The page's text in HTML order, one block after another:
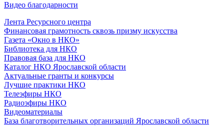
Видео благодарности
Лента Ресурсного центра
Финансовая грамотность сквозь призму искусства
Газета «Окно в НКО»
Библиотека для НКО
Правовая база для НКО
Каталог НКО Ярославской области
Актуальные гранты и конкурсы
Лучшие практики НКО
Телеэфиры НКО
Радиоэфиры НКО
Видеоматериалы
База благотворительных организаций Ярославской области